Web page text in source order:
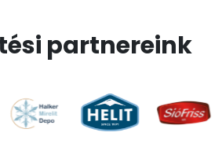
partnereink